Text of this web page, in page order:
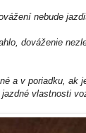
nebude
dováženie
a v poriadku, ak
vlastnosti